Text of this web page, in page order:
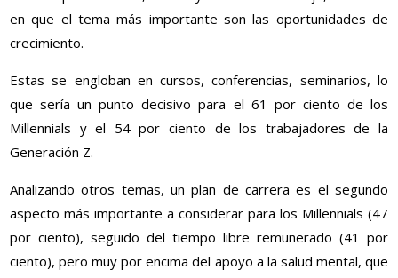
en que el tema más importante son las oportunidades de
crecimiento.
Estas se engloban en cursos, conferencias, seminarios, lo
que sería un punto decisivo para el 61 por ciento de los
Millennials y el 54 por ciento de los trabajadores de la
Generación Z.
Analizando otros temas, un plan de carrera es el segundo
aspecto más importante a considerar para los Millennials (47
por ciento), seguido del tiempo libre remunerado (41 por
ciento), pero muy por encima del apoyo a la salud mental, que